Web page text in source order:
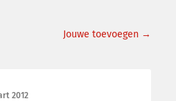
Jouwe toevoegen →
2012